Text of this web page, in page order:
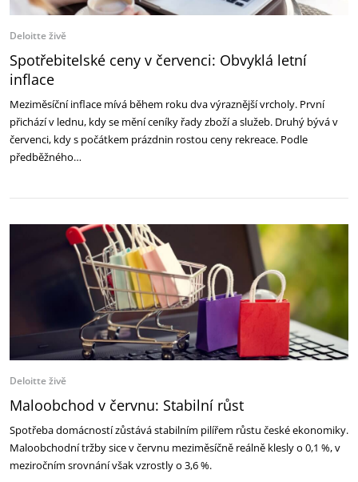
Deloitte živě
Spotřebitelské ceny v červenci: Obvyklá letní
inflace
Meziměsíční inflace mívá během roku dva výraznější vrcholy. První
přichází v lednu, kdy se mění ceníky řady zboží a služeb. Druhý bývá v
červenci, kdy s počátkem prázdnin rostou ceny rekreace. Podle
předběžného…
Deloitte živě
Maloobchod v červnu: Stabilní růst
Spotřeba domácností zůstává stabilním pilířem růstu české ekonomiky.
Maloobchodní tržby sice v červnu meziměsíčně reálně klesly o 0,1 %, v
meziročním srovnání však vzrostly o 3,6 %.